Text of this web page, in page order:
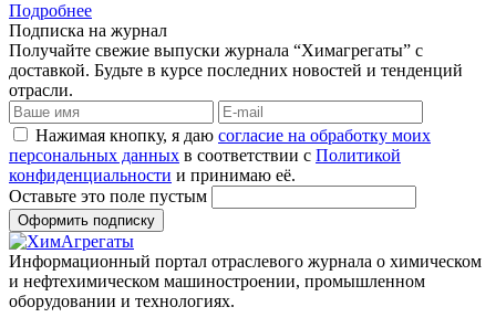
Подробнее
Подписка на журнал
Получайте свежие выпуски журнала “Химагрегаты” с
доставкой. Будьте в курсе последних новостей и тенденций
отрасли.
Нажимая кнопку, я даю согласие на обработку моих
персональных данных в соответствии с Политикой
конфиденциальности и принимаю её.
Оставьте это поле пустым
Оформить подписку
Информационный портал отраслевого журнала о химическом
и нефтехимическом машиностроении, промышленном
оборудовании и технологиях.